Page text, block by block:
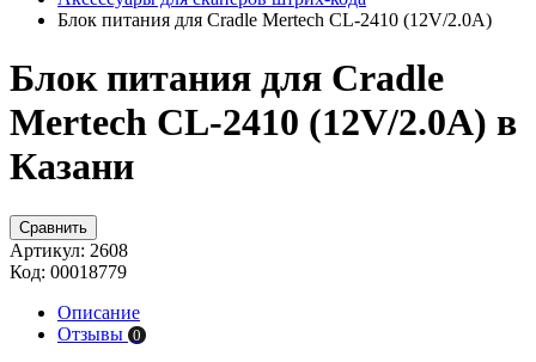
Блок питания для Cradle Mertech CL-2410 (12V/2.0A)
Блок питания для Cradle
Mertech CL-2410 (12V/2.0A) в
Казани
Сравнить
Артикул: 2608
Код: 00018779
Описание
Отзывы 0